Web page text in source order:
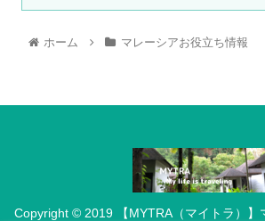
ホーム マレーシアお役立ち情報
Copyright © 2019 【MYTRA（マイトラ）】